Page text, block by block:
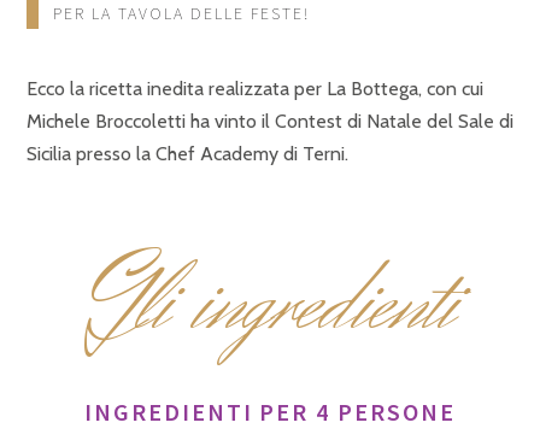
PER LA TAVOLA DELLE FESTE!
Ecco la ricetta inedita realizzata per La Bottega, con cui
Michele Broccoletti ha vinto il Contest di Natale del Sale di
Sicilia presso la Chef Academy di Terni.
G
li ingredienti
INGREDIENTI PER 4 PERSONE